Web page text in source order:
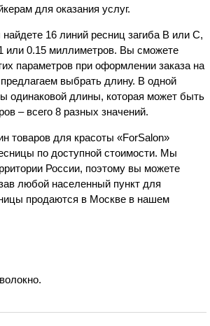
для оказания услуг.
16 линий ресниц загиба B или C,
или 0.15 миллиметров. Вы сможете
параметров при оформлении заказа на
выбрать длину. В одной
одинаковой длины, которая может быть
– всего 8 разных значений.
товаров для красоты «ForSalon»
по доступной стоимости. Мы
России, поэтому вы можете
любой населенный пункт для
продаются в Москве в нашем